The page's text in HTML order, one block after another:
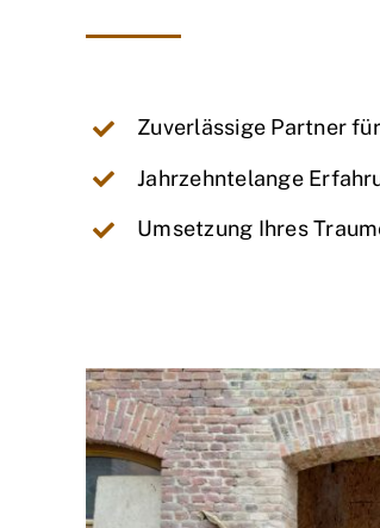
Zuverlässige Partner
Jahrzehntelange
Umsetzung Ihres